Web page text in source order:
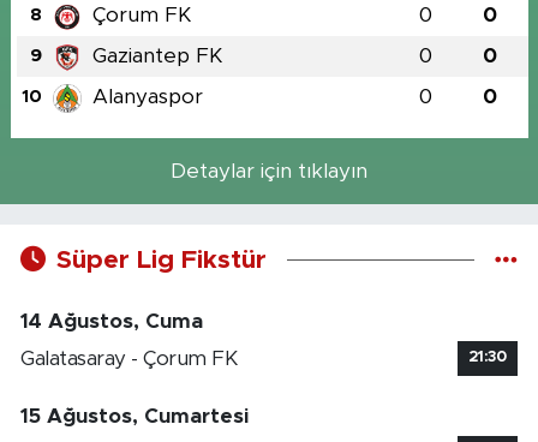
8 Çorum FK 0 0
9 Gaziantep FK 0 0
10 Alanyaspor 0 0
Detaylar için tıklayın
Süper Lig Fikstür
14 Ağustos, Cuma
Galatasaray - Çorum FK
21:30
15 Ağustos, Cumartesi